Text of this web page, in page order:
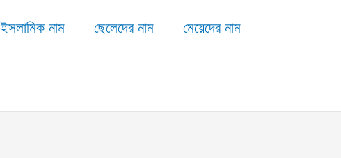
ইসলামিক নাম ছেলেদের নাম মেয়েদের নাম